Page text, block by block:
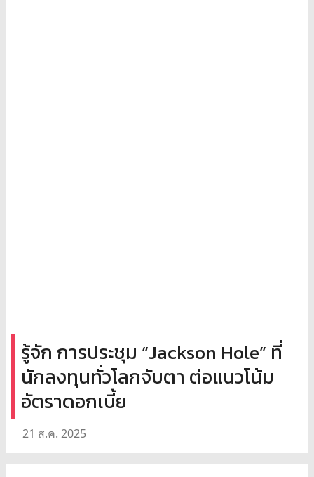
รู้จัก การประชุม “Jackson Hole” ที่
นักลงทุนทั่วโลกจับตา ต่อแนวโน้ม
อัตราดอกเบี้ย
21 ส.ค. 2025